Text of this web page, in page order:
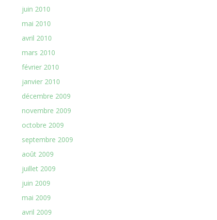
juin 2010
mai 2010
avril 2010
mars 2010
février 2010
janvier 2010
décembre 2009
novembre 2009
octobre 2009
septembre 2009
août 2009
juillet 2009
juin 2009
mai 2009
avril 2009